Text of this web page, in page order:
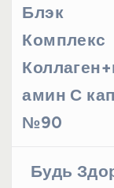
Блэк
Комплекс
амин С
№90
Будь